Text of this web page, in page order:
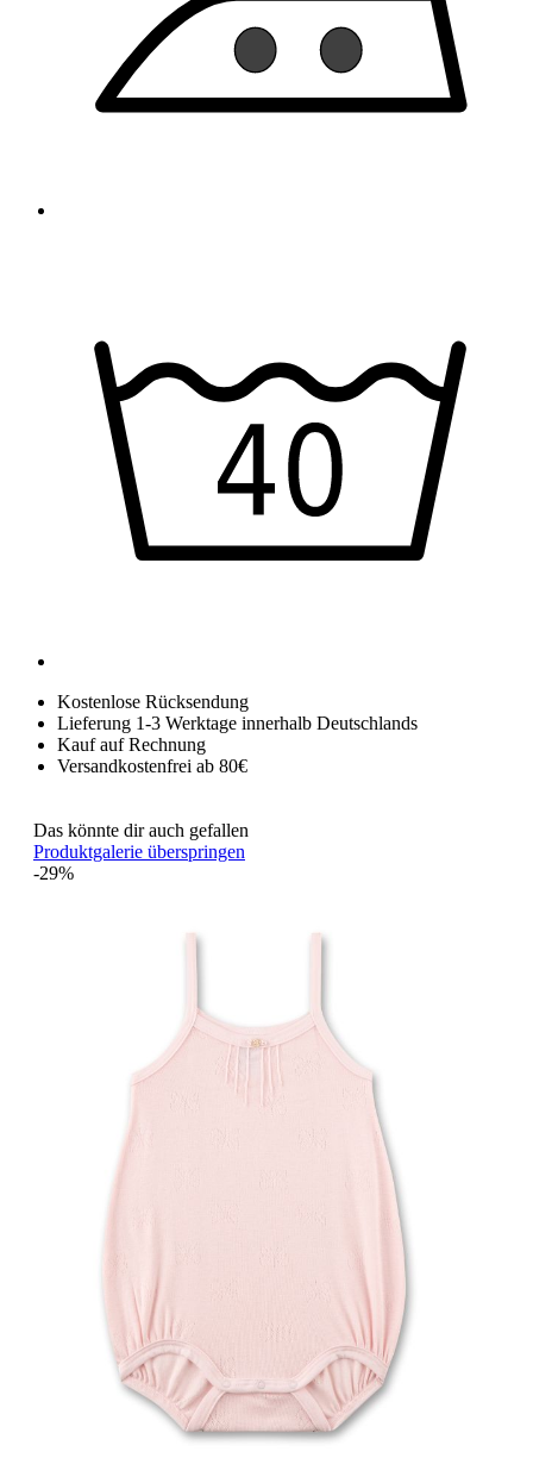
Kostenlose Rücksendung
Lieferung 1-3 Werktage innerhalb Deutschlands
Kauf auf Rechnung
Versandkostenfrei ab 80€
Das könnte dir auch gefallen
Produktgalerie überspringen
-29%